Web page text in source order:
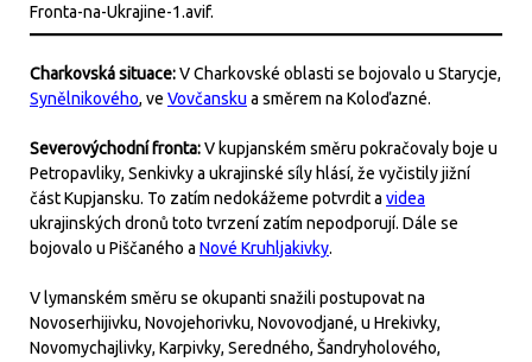
Charkovská situace:V Charkovské oblasti se bojovalo u Starycje,
Synělnikového, ve Vovčansku a směrem na Koloďazné.
Severovýchodní fronta:V kupjanském směru pokračovaly boje u
Petropavliky, Senkivky a ukrajinské síly hlásí, že vyčistily jižní
část Kupjansku. To zatím nedokážeme potvrdit a videa
ukrajinských dronů toto tvrzení zatím nepodporují. Dále se
bojovalo u Piščaného a Nové Kruhljakivky.
V lymanském směru se okupanti snažili postupovat na
Novoserhijivku, Novojehorivku, Novovodjané, u Hrekivky,
Novomychajlivky, Karpivky, Seredného, Šandryholového,